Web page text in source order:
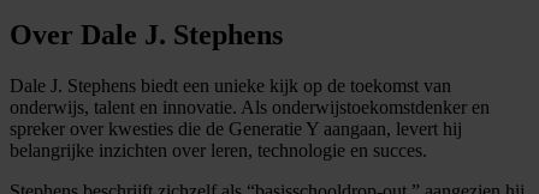
Over Dale J. Stephens
Dale J. Stephens biedt een unieke kijk op de toekomst van
onderwijs, talent en innovatie. Als onderwijstoekomstdenker en
spreker over kwesties die de Generatie Y aangaan, levert hij
belangrijke inzichten over leren, technologie en succes.